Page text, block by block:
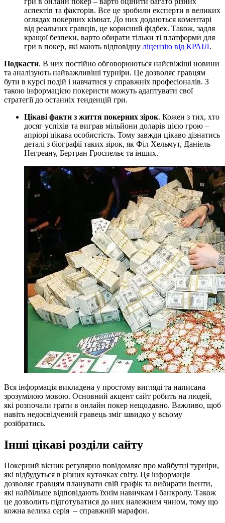
аспектів та факторів. Все це зробили експерти в великих
оглядах покерних кімнат. До них додаються коментарі
від реальних гравців, це корисний фідбек. Також, задля
кращої безпеки, варто обирати тільки ті платформи для
гри в покер, які мають відповідну ліцензію від КРАІЛ.
Подкасти. В них постійно обговорюються найсвіжіші новини
та аналізують найважливіші турніри. Це дозволяє гравцям
бути в курсі подій і навчатися у справжніх професіоналів. З
такою інформацією покеристи можуть адаптувати свої
стратегії до останніх тенденцій гри.
Цікаві факти з життя покерних зірок. Кожен з тих, хто
досяг успіхів та виграв мільйони доларів цією грою –
апріорі цікава особистість. Тому завжди цікаво дізнатись
деталі з біографії таких зірок, як Філ Хельмут, Даніель
Негреану, Бертран Гроспельє та інших.
Вся інформація викладена у простому вигляді та написана
зрозумілою мовою. Основний акцент сайт робить на людей,
які розпочали грати в онлайн покер нещодавно. Важливо, щоб
навіть недосвідчений гравець зміг швидко у всьому
розібратись.
Інші цікаві розділи сайту
Покерний вісник регулярно повідомляє про майбутні турніри,
які відбудуться в різних куточках світу. Ця інформація
дозволяє гравцям планувати свій графік та вибирати івенти,
які найбільше відповідають їхнім навичкам і банкролу. Також
це дозволить підготуватися до них належним чином, тому що
кожна велика серія – справжній марафон.